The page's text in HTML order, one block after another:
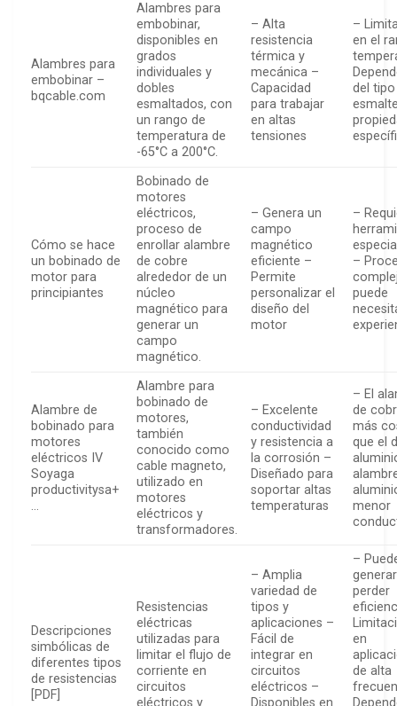
Alambres para
embobinar –
bqcable.com
Alambres para
embobinar,
disponibles en
grados
individuales y
dobles
esmaltados, con
un rango de
temperatura de
-65°C a 200°C.
– Alta
resistencia
térmica y
mecánica –
Capacidad
para trabajar
en altas
tensiones
–
en el
del
Cómo se hace
un bobinado de
motor para
principiantes
Bobinado de
motores
eléctricos,
proceso de
enrollar alambre
de cobre
alrededor de un
núcleo
magnético para
generar un
campo
magnético.
– Genera un
campo
magnético
eficiente –
Permite
personalizar el
diseño del
motor
–
–
puede
Alambre de
bobinado para
motores
eléctricos IV
Soyaga
productivitysa+
…
Alambre para
bobinado de
motores,
también
conocido como
cable magneto,
utilizado en
motores
eléctricos y
transformadores.
– Excelente
conductividad
y resistencia a
la corrosión –
Diseñado para
soportar altas
temperaturas
– El
de
más
que el
menor
Descripciones
simbólicas de
diferentes tipos
de resistencias
[PDF]
Resistencias
eléctricas
utilizadas para
limitar el flujo de
corriente en
circuitos
eléctricos y
– Amplia
variedad de
tipos y
aplicaciones –
Fácil de
integrar en
circuitos
eléctricos –
Disponibles en
–
perder
en
de alta